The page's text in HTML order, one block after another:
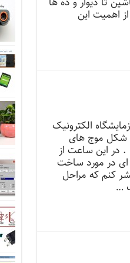
اهمیت این
الکترونیک
شکل موج های
. در این ساعت از
ای در مورد ساخت
کنم که مراحل
…